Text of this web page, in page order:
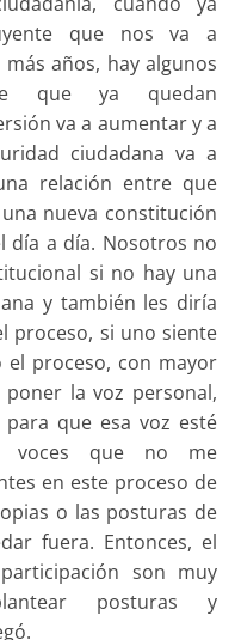
que nos va a
años, hay algunos
que ya quedan
va a aumentar y a
ciudadana va a
relación entre que
nueva constitución
día a día. Nosotros no
si no hay una
y también les diría
proceso, si uno siente
proceso, con mayor
la voz personal,
que esa voz esté
voces que no me
en este proceso de
o las posturas de
fuera. Entonces, el
son muy
posturas y